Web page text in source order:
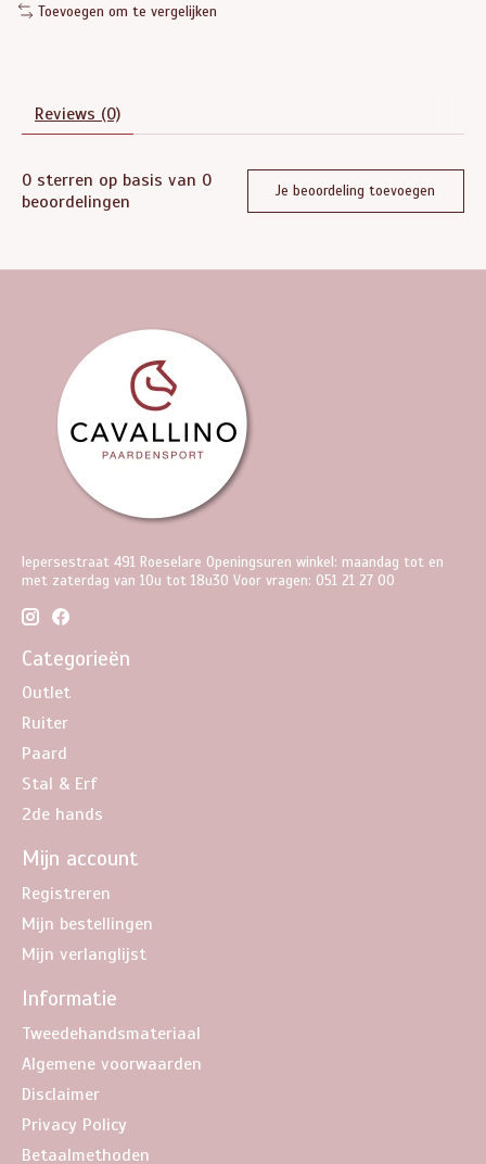
Toevoegen om te vergelijken
Reviews (0)
0 sterren op basis van 0
beoordelingen
Je beoordeling toevoegen
Iepersestraat 491 Roeselare Openingsuren winkel: maandag tot en
met zaterdag van 10u tot 18u30 Voor vragen: 051 21 27 00
Categorieën
Outlet
Ruiter
Paard
Stal & Erf
2de hands
Mijn account
Registreren
Mijn bestellingen
Mijn verlanglijst
Informatie
Tweedehandsmateriaal
Algemene voorwaarden
Disclaimer
Privacy Policy
Betaalmethoden